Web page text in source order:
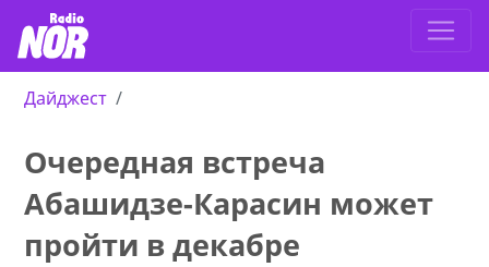
Дайджест
Очередная встреча
Абашидзе-Карасин может
пройти в декабре